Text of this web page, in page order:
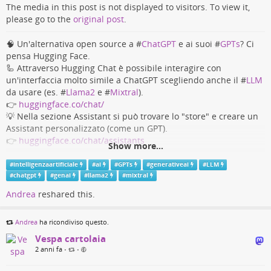
The media in this post is not displayed to visitors. To view it,
please go to the original post.
🧠 Un'alternativa open source a #ChatGPT e ai suoi #GPTs? Ci
pensa Hugging Face.
🦾 Attraverso Hugging Chat è possibile interagire con
un'interfaccia molto simile a ChatGPT scegliendo anche il #LLM
da usare (es. #Llama2 e #Mixtral).
👉 huggingface.co/chat/
💡 Nella sezione Assistant si può trovare lo "store" e creare un
Assistant personalizzato (come un GPT).
👉 huggingface.co/chat/assistants
#AI#GenAI#GenerativeAI#IntelligenzaArtificiale
HuggingChat
huggingface.co
Show more...
#intelligenzaartificiale #ai #GPTs #generativeai #LLM
#chatgpt #genai #llama2 #mixtral
Andrea reshared this.
Andrea ha ricondiviso questo.
Vespa cartolaia
2 anni fa • •